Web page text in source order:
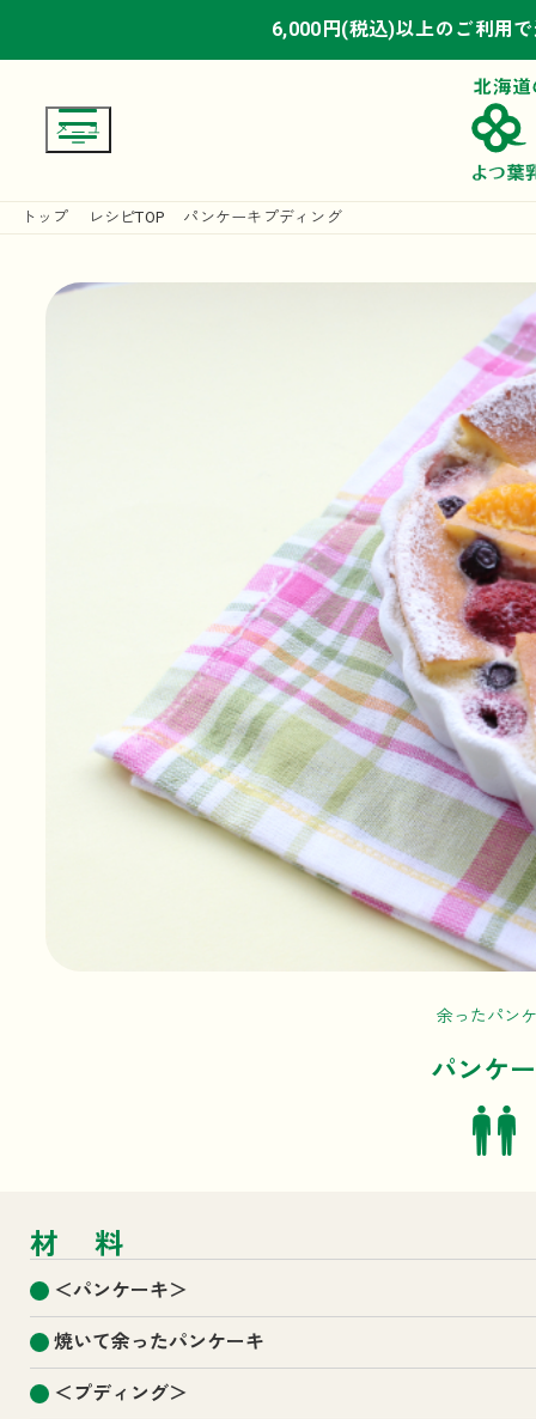
6,000円(税込)以上のご利用
6,000円(税込)以上のご利用
6,000円(税込)以上のご利用
トップ レシピTOP パンケーキプディング
余ったパン
パンケ
材料
＜パンケーキ＞
焼いて余ったパンケーキ
＜プディング＞